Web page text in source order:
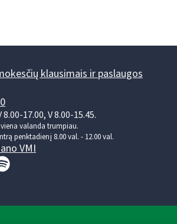
klausimais ir paslaugos
17.00, V 8.00-15.45.
valanda trumpiau.
penktadienį 8.00 val. - 12.00 val.
VMI